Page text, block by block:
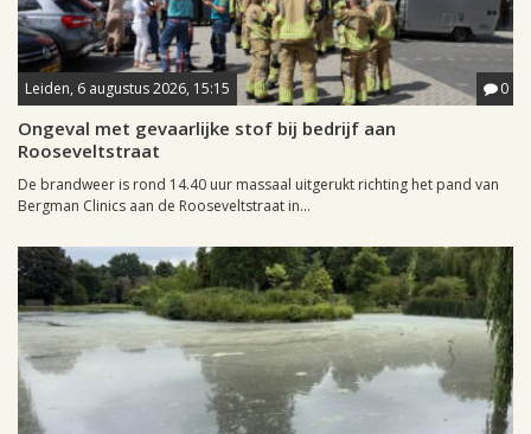
Leiden, 6 augustus 2026, 15:15 0
Ongeval met gevaarlijke stof bij bedrijf aan
Rooseveltstraat
De brandweer is rond 14.40 uur massaal uitgerukt richting het pand van
Bergman Clinics aan de Rooseveltstraat in...